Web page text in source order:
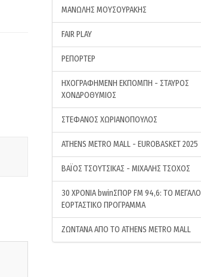
ΜΑΝΩΛΗΣ ΜΟΥΣΟΥΡΑΚΗΣ
FAIR PLAY
ΡΕΠΟΡΤΕΡ
ΗΧΟΓΡΑΦΗΜΕΝΗ ΕΚΠΟΜΠΗ - ΣΤΑΥΡΟΣ
ΧΟΝΔΡΟΘΥΜΙΟΣ
ΣΤΕΦΑΝΟΣ ΧΩΡΙΑΝΟΠΟΥΛΟΣ
ATHENS METRO MALL - EUROBASKET 2025
ΒΑΪΟΣ ΤΣΟΥΤΣΙΚΑΣ - ΜΙΧΑΛΗΣ ΤΣΟΧΟΣ
30 ΧΡΟΝΙΑ bwinΣΠΟΡ FM 94,6: ΤΟ ΜΕΓΑΛΟ
ΕΟΡΤΑΣΤΙΚΟ ΠΡΟΓΡΑΜΜΑ
ΖΩΝΤΑΝΑ ΑΠΟ ΤΟ ATHENS METRO MALL